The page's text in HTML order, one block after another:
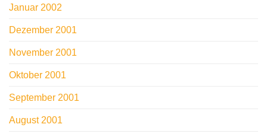
Januar 2002
Dezember 2001
November 2001
Oktober 2001
September 2001
August 2001